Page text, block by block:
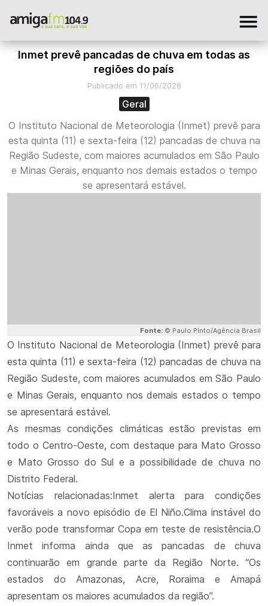
Inmet prevê pancadas de chuva em todas as
regiões do país
Publicado em 11/06/2026
Geral
O Instituto Nacional de Meteorologia (Inmet) prevê para
esta quinta (11) e sexta-feira (12) pancadas de chuva na
Região Sudeste, com maiores acumulados em São Paulo
e Minas Gerais, enquanto nos demais estados o tempo
se apresentará estável.
Fonte: © Paulo Pinto/Agência Brasil
O Instituto Nacional de Meteorologia (Inmet) prevê para
esta quinta (11) e sexta-feira (12) pancadas de chuva na
Região Sudeste, com maiores acumulados em São Paulo
e Minas Gerais, enquanto nos demais estados o tempo
se apresentará estável.
As mesmas condições climáticas estão previstas em
todo o Centro-Oeste, com destaque para Mato Grosso
e Mato Grosso do Sul e a possibilidade de chuva no
Distrito Federal.
Notícias relacionadas:Inmet alerta para condições
favoráveis a novo episódio de El Niño.Clima instável do
verão pode transformar Copa em teste de resistência.O
Inmet informa ainda que as pancadas de chuva
continuarão em grande parte da Região Norte. “Os
estados do Amazonas, Acre, Roraima e Amapá
apresentam os maiores acumulados da região”.